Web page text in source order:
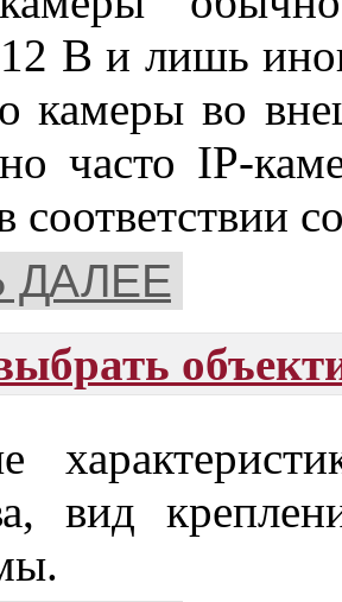
В и лишь
камеры во
часто IP-
соответствии
ДАЛЕЕ
вид